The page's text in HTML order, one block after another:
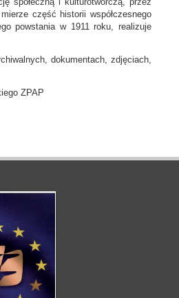
część historii współczesnego
powstania w 1911 roku, realizuje
dokumentach, zdjęciach,